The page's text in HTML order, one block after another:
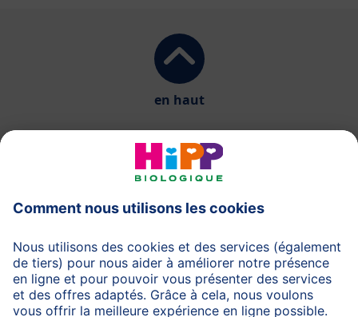
en haut
HiPP Grossesse
Protection des données
Protection d'utilisation